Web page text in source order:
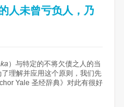
人未曾亏负人，乃
）与特定的不将欠债之人的当
了理解并应用这个原则，我们先
Yale 圣经辞典》对此有很好